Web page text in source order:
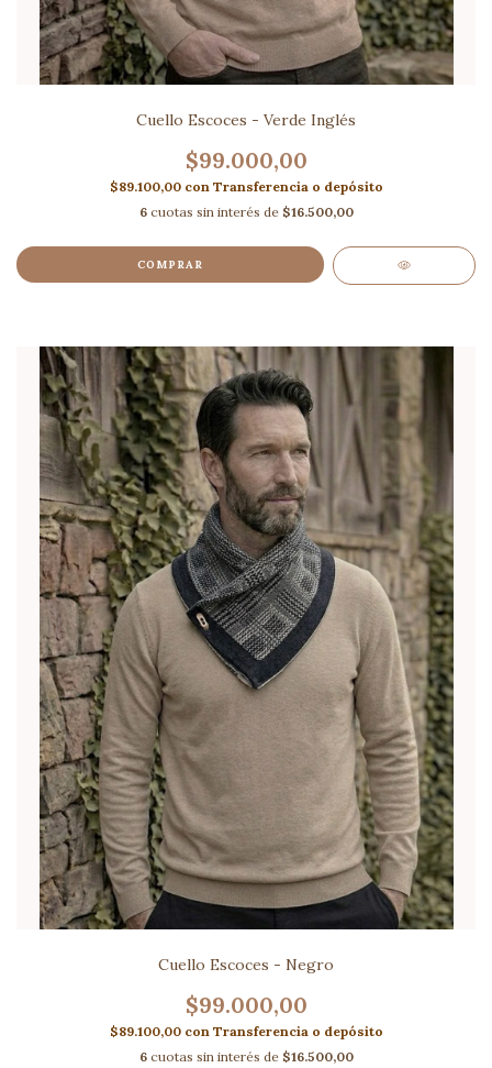
Cuello Escoces - Verde Inglés
$99.000,00
$89.100,00 con Transferencia o depósito
6 cuotas sin interés de $16.500,00
COMPRAR
Cuello Escoces - Negro
$99.000,00
$89.100,00 con Transferencia o depósito
6 cuotas sin interés de $16.500,00